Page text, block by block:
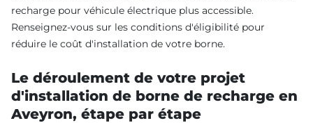
recharge pour véhicule électrique plus accessible.
Renseignez-vous sur les conditions d'éligibilité pour
réduire le coût d'installation de votre borne.
Le déroulement de votre projet
d'installation de borne de recharge en
Aveyron, étape par étape